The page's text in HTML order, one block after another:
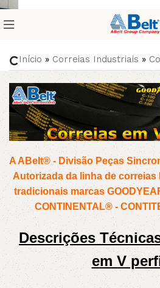
CInício » Correias Industriais »
A ABelt® - Divisão Peças
Autorizada da linha de correias
tradicionais marcas
CONTINENTAL® -
Descrições
em V